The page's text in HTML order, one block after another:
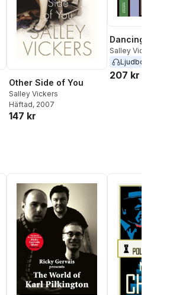
Other Side of You
Salley Vickers
Häftad, 2007
147 kr
Dancing
Salley Vickers
Ljudbok
207 kr